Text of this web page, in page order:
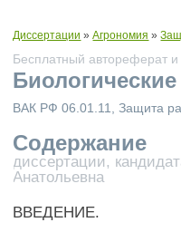
Диссертации »Агрономия »
Бесплатный автореферат и
ВАК РФ 06.01.11, Защита
Содержание
диссертации,
Анатольевна
ВВЕДЕНИЕ.